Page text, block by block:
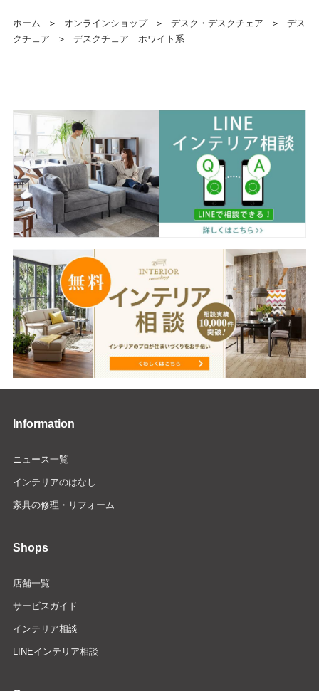
ホーム ＞ オンラインショップ ＞ デスク・デスクチェア ＞
デス
クチェア
＞ デスクチェア ホワイト系
Information
ニュース一覧
インテリアのはなし
家具の修理・リフォーム
Shops
店舗一覧
サービスガイド
インテリア相談
LINEインテリア相談